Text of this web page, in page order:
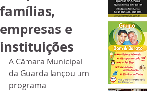
famílias,
empresas e
instituições
A Câmara Municipal
da Guarda lançou um
programa